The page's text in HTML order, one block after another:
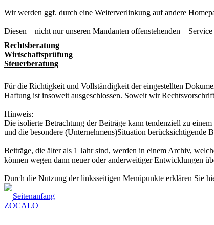
Wir werden ggf. durch eine Weiterverlinkung auf andere
Diesen – nicht nur unseren Mandanten offenstehenden –
Rechtsberatung
Wirtschaftsprüfung
Steuerberatung
Für die Richtigkeit und Vollständigkeit der eingestellten
Haftung ist insoweit ausgeschlossen. Soweit wir
Hinweis:
Die isolierte Betrachtung der Beiträge kann tendenziell zu
und die besondere (Unternehmens)Situation berücksichtigende
Beiträge, die älter als 1 Jahr sind, werden in einem Archiv,
können wegen dann neuer oder anderweitiger Entwicklungen
Durch die Nutzung der linksseitigen Menüpunkte erklären Sie
Seitenanfang
ZÓCALO